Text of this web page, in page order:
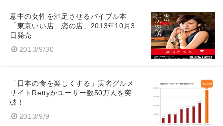
意中の女性を満足させるバイブル本
「東京いい店 恋の店」2013年10月3
日発売
2013/9/30
「日本の食を楽しくする」実名グルメ
サイトRettyがユーザー数50万人を突
破！
2013/9/9